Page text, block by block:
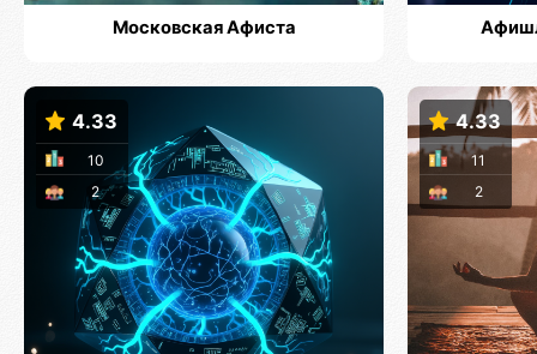
Московская Афиста
4.33
2
10
4.33
2
11